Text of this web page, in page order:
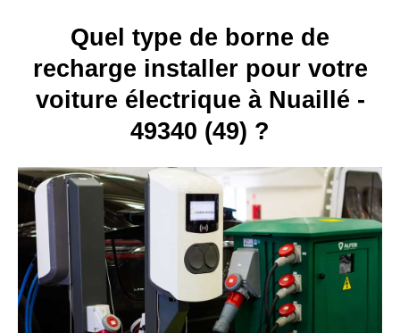
Quel type de borne de
recharge installer pour votre
voiture électrique à Nuaillé -
49340 (49) ?